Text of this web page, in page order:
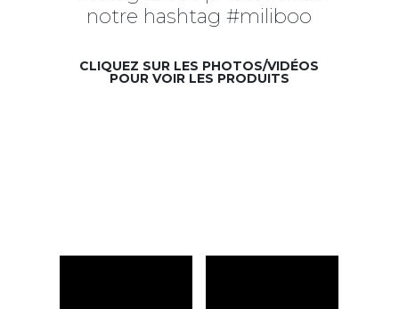
notre hashtag #miliboo
CLIQUEZ SUR LES PHOTOS/VIDÉOS
POUR VOIR LES PRODUITS